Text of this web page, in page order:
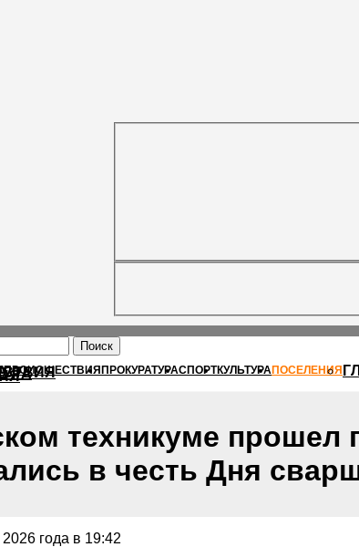
ПРОИСШЕСТВИЯ ПРОКУРАТУРАСПОРТКУЛЬТУРАПОСЕЛЕНИЯ
техникуме прошел
в честь Дня
года в 19:42